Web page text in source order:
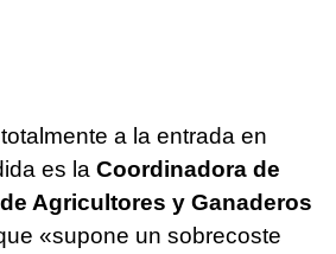
a la entrada en
es la Coordinadora de
Agricultores y Ganaderos
«supone un sobrecoste